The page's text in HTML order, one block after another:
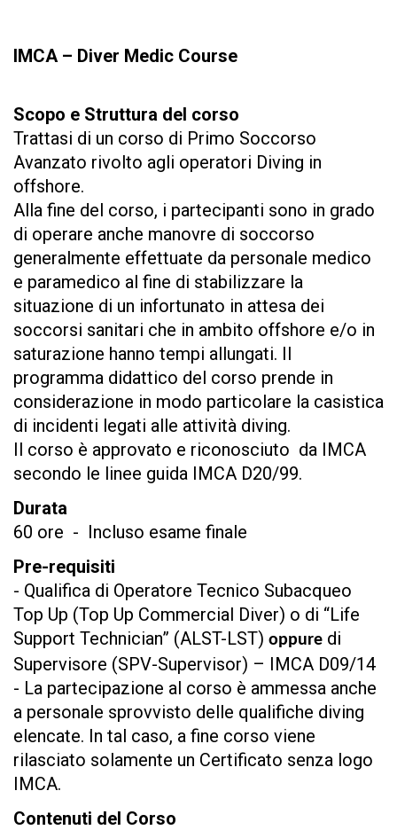
IMCA – Diver Medic Course
Scopo e Struttura del corso
Trattasi di un corso di Primo Soccorso
Avanzato rivolto agli operatori Diving in
offshore.
Alla fine del corso, i partecipanti sono in grado
di operare anche manovre di soccorso
generalmente effettuate da personale medico
e paramedico al fine di stabilizzare la
situazione di un infortunato in attesa dei
soccorsi sanitari che in ambito offshore e/o in
saturazione hanno tempi allungati. Il
programma didattico del corso prende in
considerazione in modo particolare la casistica
di incidenti legati alle attività diving.
Il corso è approvato e riconosciuto da IMCA
secondo le linee guida IMCA D20/99.
Durata
60 ore - Incluso esame finale
Pre-requisiti
- Qualifica di Operatore Tecnico Subacqueo
Top Up (Top Up Commercial Diver) o di “Life
Support Technician” (ALST-LST) oppure di
Supervisore (SPV-Supervisor) – IMCA D09/14
- La partecipazione al corso è ammessa anche
a personale sprovvisto delle qualifiche diving
elencate. In tal caso, a fine corso viene
rilasciato solamente un Certificato senza logo
IMCA.
Contenuti del Corso